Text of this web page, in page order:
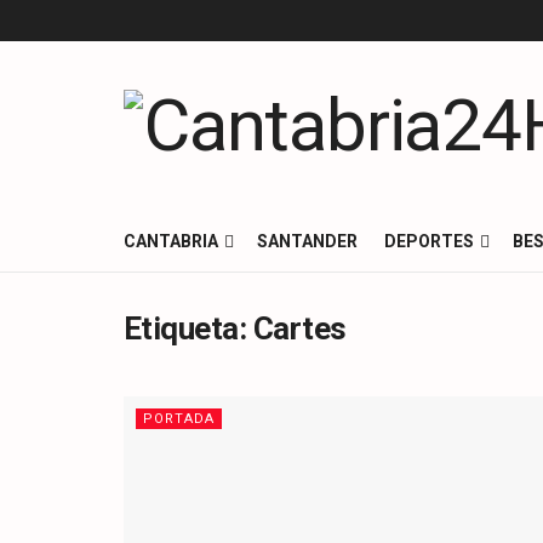
CANTABRIA SANTANDER DEPORTES
Etiqueta: Cartes
PORTADA